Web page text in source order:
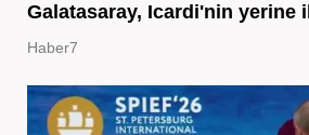
Galatasaray, Icardi'nin yerine
Haber7